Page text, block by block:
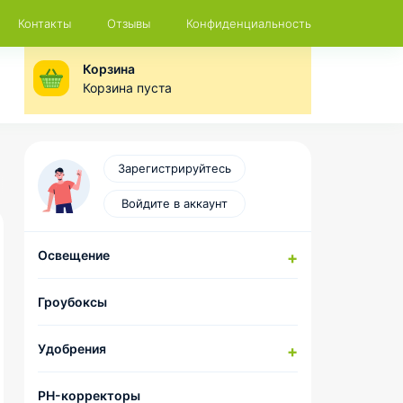
Контакты Отзывы Конфиденциальность
Корзина
Корзина пуста
Зарегистрируйтесь
Войдите в аккаунт
Освещение
Компоненты для сборки
LED-лампы
Гроубоксы
Удобрения
PH-корректоры